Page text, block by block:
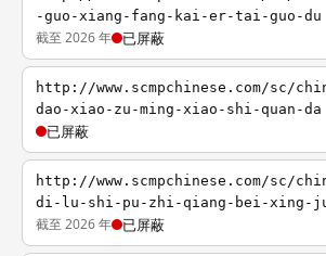
-guo-xiang-fang-kai-er-tai-guo-du
截至 2026 年 已屏蔽
http://www.scmpchinese.com/sc/
dao-xiao-zu-ming-xiao-shi-quan-da
已屏蔽
http://www.scmpchinese.com/sc/
di-lu-shi-pu-zhi-qiang-bei-xing-
截至 2026 年 已屏蔽